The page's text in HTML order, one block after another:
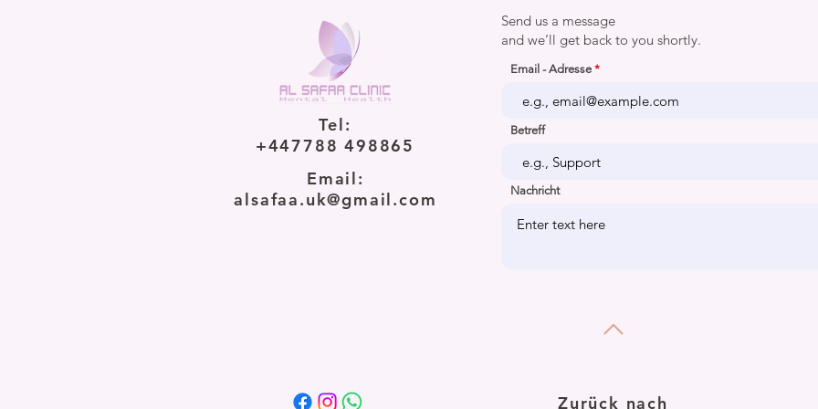
Tel:
+447788 498865
Email:
alsafaa.uk@gmail.com
Send us a message
and we’ll get back to you shortly.
Email - Adresse
Betreff
Nachricht
Zurück nach